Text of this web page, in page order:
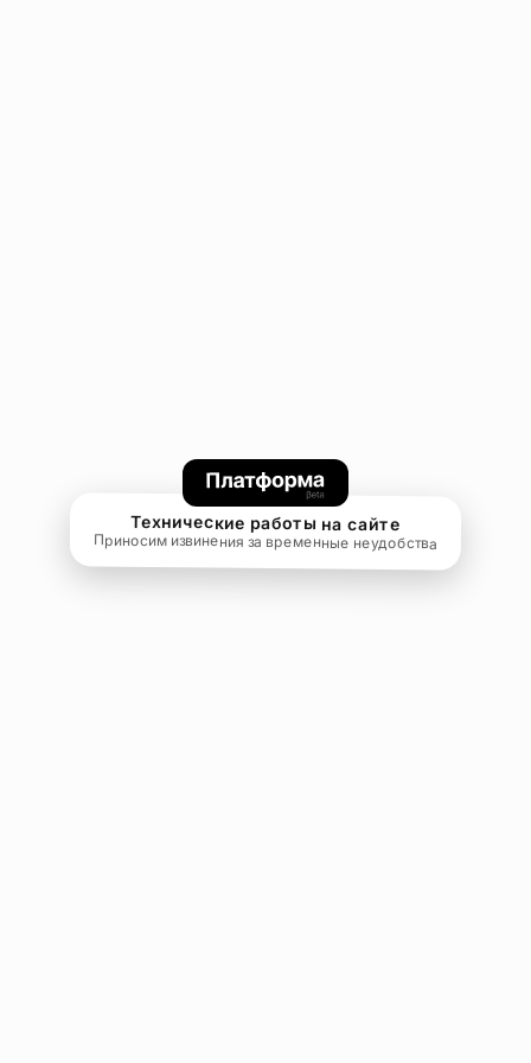
Технические работы на сайте
Приносим извинения за временные неудобства